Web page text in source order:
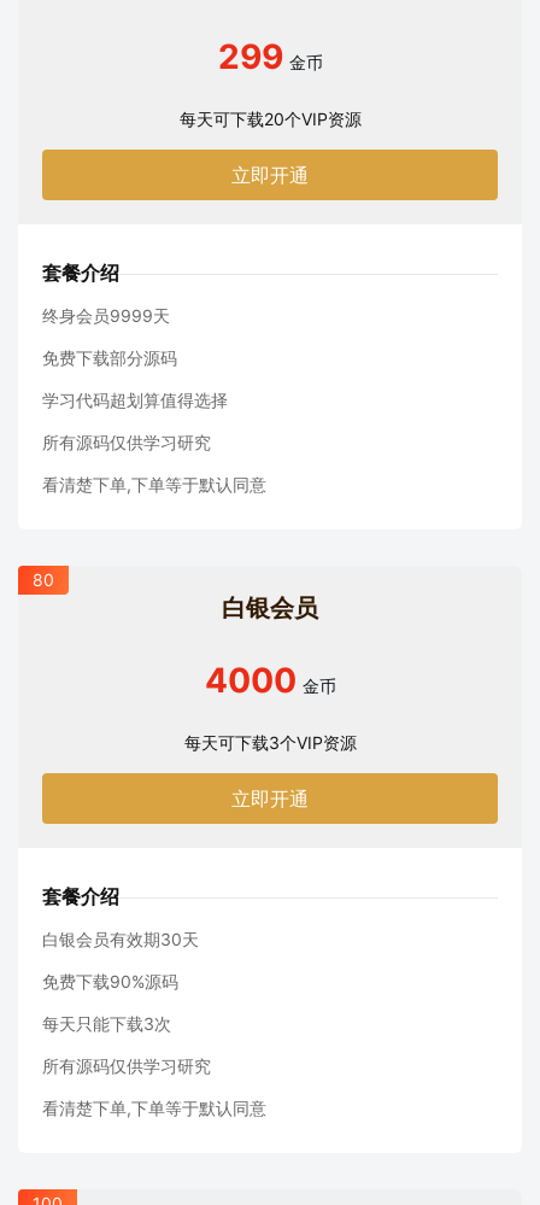
299 金币
每天可下载20个VIP资源
立即开通
套餐介绍
终身会员9999天
免费下载部分源码
学习代码超划算值得选择
所有源码仅供学习研究
看清楚下单,下单等于默认同意
80
白银会员
4000 金币
每天可下载3个VIP资源
立即开通
套餐介绍
白银会员有效期30天
免费下载90%源码
每天只能下载3次
所有源码仅供学习研究
看清楚下单,下单等于默认同意